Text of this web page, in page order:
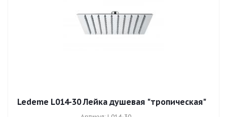
Ledeme L014-30 Лейка душевая "тропическая"